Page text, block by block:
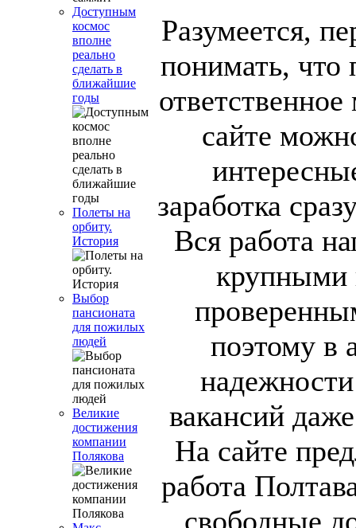
Доступным
космос
вполне
реально
сделать в
ближайшие
годы
Полеты на
орбиту.
История
Выбор
пансионата
для пожилых
людей
Великие
достижения
компании
Полякова
Разумеется,
понимать, что
сайте
заработка
Вся работа
крупными
поэтому в
вакансий
На сайте
работа
свободные